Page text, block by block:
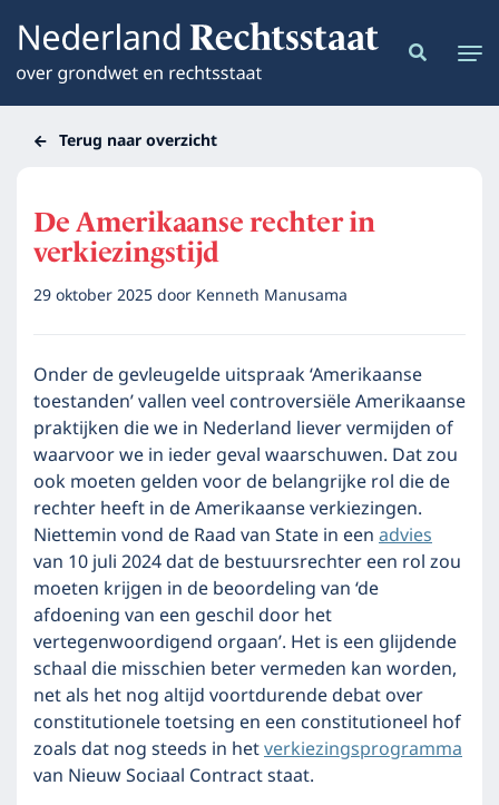
Terug naar overzicht
De Amerikaanse rechter in
verkiezingstijd
29 oktober 2025door Kenneth Manusama
Onder de gevleugelde uitspraak ‘Amerikaanse
toestanden’ vallen veel controversiële Amerikaanse
praktijken die we in Nederland liever vermijden of
waarvoor we in ieder geval waarschuwen. Dat zou
ook moeten gelden voor de belangrijke rol die de
rechter heeft in de Amerikaanse verkiezingen.
Niettemin vond de Raad van State in eenadvies
van 10 juli 2024 dat de bestuursrechter een rol zou
moeten krijgen in de beoordeling van ‘de
afdoening van een geschil door het
vertegenwoordigend orgaan’. Het is een glijdende
schaal die misschien beter vermeden kan worden,
net als het nog altijd voortdurende debat over
constitutionele toetsing en een constitutioneel hof
zoals dat nog steeds in hetverkiezingsprogramma
van Nieuw Sociaal Contract staat.